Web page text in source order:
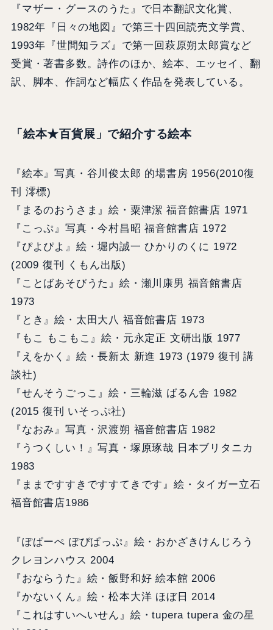
『マザー・グースのうた』で⽇本翻訳文化賞、
1982年『⽇々の地図』で第三十四回読売文学賞、
1993年『世間知ラズ』で第一回萩原朔太郎賞など
受賞・著書多数。詩作のほか、絵本、エッセイ、翻
訳、脚本、作詞など幅広く作品を発表している。
「絵本★百貨展」で紹介する絵本
『絵本』写真・谷川俊太郎 的場書房 1956(2010復
刊 澪標)
『まるのおうさま』絵・粟津潔 福音館書店 1971
『こっぷ』写真・今村昌昭 福音館書店 1972
『ぴよぴよ』絵・堀内誠一 ひかりのくに 1972
(2009 復刊 くもん出版)
『ことばあそびうた』絵・瀬川康男 福音館書店
1973
『とき』絵・太田大八 福音館書店 1973
『もこ もこもこ』絵・元永定正 文研出版 1977
『えをかく』絵・長新太 新進 1973 (1979 復刊 講
談社)
『せんそうごっこ』絵・三輪滋 ばるん舎 1982
(2015 復刊 いそっぷ社)
『なおみ』写真・沢渡朔 福音館書店 1982
『うつくしい！』写真・塚原琢哉 日本ブリタニカ
1983
『ままですすきですすてきです』絵・タイガー立石
福音館書店1986
『ぽぱーぺ ぽぴぱっぷ』絵・おかざきけんじろう
クレヨンハウス 2004
『おならうた』絵・飯野和好 絵本館 2006
『かないくん』絵・松本大洋 ほぼ日 2014
『これはすいへいせん』絵・tupera tupera 金の星